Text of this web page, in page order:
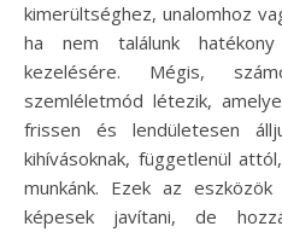
kimerültséghez, unalomhoz
ha nem találunk
kezelésére. Mégis,
szemléletmód létezik,
frissen és lendületesen
kihívásoknak, függetlenül
munkánk. Ezek az
képesek javítani, de